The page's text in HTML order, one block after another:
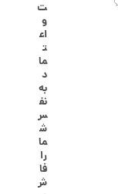
ت
و
اع
ت
ما
د
به
نف
س
ش
ما
را
فا
ش
ک
ش
ن
م
ی
ن
ی
م
ا
ل
ط
ر
ح
ه